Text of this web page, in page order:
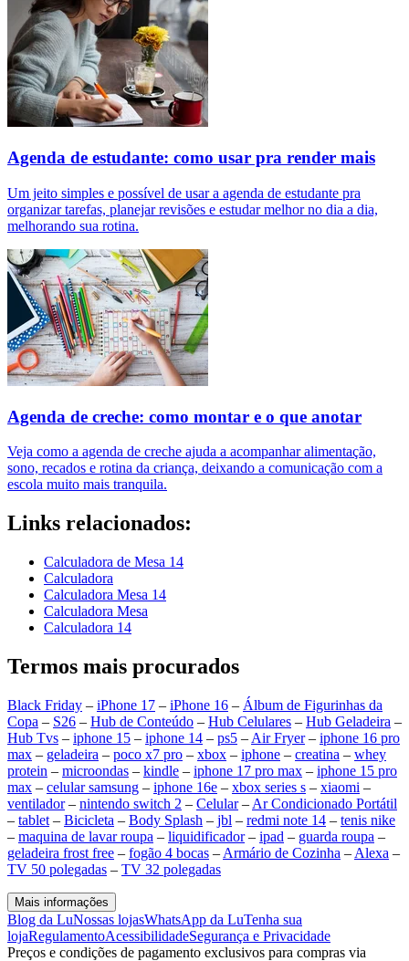
Agenda de estudante: como usar pra render mais
Um jeito simples e possível de usar a agenda de estudante pra
organizar tarefas, planejar revisões e estudar melhor no dia a dia,
melhorando sua rotina.
Agenda de creche: como montar e o que anotar
Veja como a agenda de creche ajuda a acompanhar alimentação,
sono, recados e rotina da criança, deixando a comunicação com a
escola muito mais tranquila.
Links relacionados:
Calculadora de Mesa 14
Calculadora
Calculadora Mesa 14
Calculadora Mesa
Calculadora 14
Termos mais procurados
Black Friday – iPhone 17 – iPhone 16 – Álbum de Figurinhas da
Copa – S26 – Hub de Conteúdo – Hub Celulares – Hub Geladeira –
Hub Tvs – iphone 15 – iphone 14 – ps5 – Air Fryer– iphone 16 pro
max – geladeira – poco x7 pro – xbox – iphone – creatina – whey
protein – microondas – kindle – iphone 17 pro max – iphone 15 pro
max – celular samsung – iphone 16e – xbox series s – xiaomi –
ventilador– nintendo switch 2 – Celular– Ar Condicionado Portátil
– tablet – Bicicleta – Body Splash – jbl – redmi note 14 – tenis nike
– maquina de lavar roupa – liquidificador– ipad – guarda roupa –
geladeira frost free – fogão 4 bocas – Armário de Cozinha – Alexa –
TV 50 polegadas – TV 32 polegadas
Mais informações
Blog da LuNossas lojasWhatsApp da LuTenha sua
lojaRegulamentoAcessibilidadeSegurança e Privacidade
Preços e condições de pagamento exclusivos para compras via